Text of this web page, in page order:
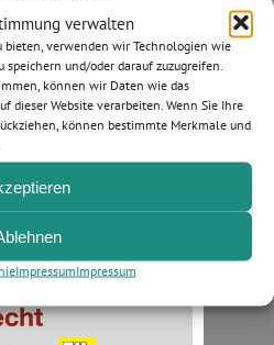
verwalten
verwenden wir Technologien wie
und/oder darauf zuzugreifen.
können wir Daten wie das
dieser Website verarbeiten. Wenn Sie Ihre
können bestimmte Merkmale und
ImpressumImpressum
der DEGA Galabau, Das
Landschaftsbau.DEGA
Architektenrecht